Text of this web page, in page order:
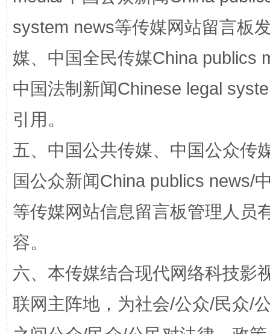
system news等传媒网站留言板
媒、中国全民传媒China publics
中国法制新闻Chinese legal
引用。
五、中国公共传媒、中国公众传
国公众新闻China publics news/
等传媒网站信息留言板管理人员
容。
六、本传媒结合现代网络科技影
联网主阵地，为社会/公众/民众/